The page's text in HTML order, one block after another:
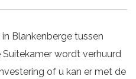
Blankenberge tussen
Suitekamer wordt verhuurd
of u kan er met de